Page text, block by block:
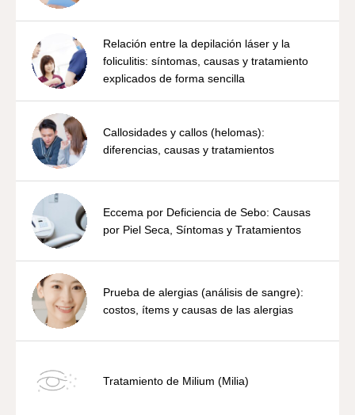
Relación entre la depilación láser y la
foliculitis: síntomas, causas y tratamiento
explicados de forma sencilla
Callosidades y callos (helomas):
diferencias, causas y tratamientos
Eccema por Deficiencia de Sebo: Causas
por Piel Seca, Síntomas y Tratamientos
Prueba de alergias (análisis de sangre):
costos, ítems y causas de las alergias
Tratamiento de Milium (Milia)